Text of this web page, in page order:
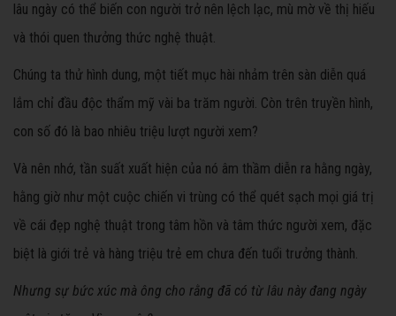
lâu ngày có thể biến con người trở nên lệch lạc, mù mờ về thị hiếu
và thói quen thưởng thức nghệ thuật.
Chúng ta thử hình dung, một tiết mục hài nhảm trên sàn diễn quá
lắm chỉ đầu độc thẩm mỹ vài ba trăm người. Còn trên truyền hình,
con số đó là bao nhiêu triệu lượt người xem?
Và nên nhớ, tần suất xuất hiện của nó âm thầm diễn ra hằng ngày,
hằng giờ như một cuộc chiến vi trùng có thể quét sạch mọi giá trị
về cái đẹp nghệ thuật trong tâm hồn và tâm thức người xem, đặc
biệt là giới trẻ và hàng triệu trẻ em chưa đến tuổi trưởng thành.
Nhưng sự bức xúc mà ông cho rằng đã có từ lâu này đang ngày